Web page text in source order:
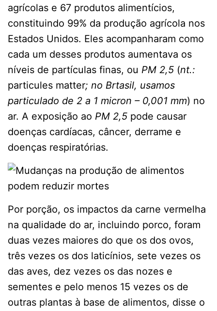
agrícolas e 67 produtos alimentícios,
constituindo 99% da produção agrícola nos
Estados Unidos. Eles acompanharam como
cada um desses produtos aumentava os
níveis de partículas finas, ou PM 2,5 (nt.:
particules matter; no Brtasil, usamos
particulado de 2 a 1 micron – 0,001 mm) no
ar. A exposição ao PM 2,5 pode causar
doenças cardíacas, câncer, derrame e
doenças respiratórias.
Por porção, os impactos da carne vermelha
na qualidade do ar, incluindo porco, foram
duas vezes maiores do que os dos ovos,
três vezes os dos laticínios, sete vezes os
das aves, dez vezes os das nozes e
sementes e pelo menos 15 vezes os de
outras plantas à base de alimentos, disse o